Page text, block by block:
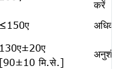
करें
≤150ए
130ए±20ए
[90±10 मि.से.]